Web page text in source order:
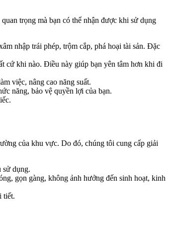
trọng mà bạn có thể nhận được khi sử dụng
nhập trái phép, trộm cắp, phá hoại tài sản. Đặc
cứ khi nào. Điều này giúp bạn yên tâm hơn khi đi
việc, nâng cao năng suất.
năng, bảo vệ quyền lợi của bạn.
của khu vực. Do đó, chúng tôi cung cấp giải
sử dụng.
gọn gàng, không ảnh hưởng đến sinh hoạt, kinh
tiết.